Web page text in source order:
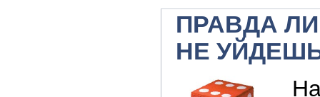
ПРАВДА
НЕ